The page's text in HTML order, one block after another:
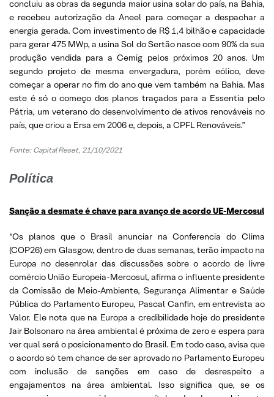
concluiu as obras da segunda maior usina solar do país, na Bahia,
e recebeu autorização da Aneel para começar a despachar a
energia gerada. Com investimento de R$ 1,4 bilhão e capacidade
para gerar 475 MWp, a usina Sol do Sertão nasce com 90% da sua
produção vendida para a Cemig pelos próximos 20 anos. Um
segundo projeto de mesma envergadura, porém eólico, deve
começar a operar no fim do ano que vem também na Bahia. Mas
este é só o começo dos planos traçados para a Essentia pelo
Pátria, um veterano do desenvolvimento de ativos renováveis no
país, que criou a Ersa em 2006 e, depois, a CPFL Renováveis.”
Fonte: Capital Reset, 21/10/2021
Política
Sanção a desmate é chave para avanço de acordo UE-Mercosul
“Os planos que o Brasil anunciar na Conferencia do Clima
(COP26) em Glasgow, dentro de duas semanas, terão impacto na
Europa no desenrolar das discussões sobre o acordo de livre
comércio União Europeia-Mercosul, afirma o influente presidente
da Comissão de Meio-Ambiente, Segurança Alimentar e Saúde
Pública do Parlamento Europeu, Pascal Canfin, em entrevista ao
Valor. Ele nota que na Europa a credibilidade hoje do presidente
Jair Bolsonaro na área ambiental é próxima de zero e espera para
ver qual será o posicionamento do Brasil. Em todo caso, avisa que
o acordo só tem chance de ser aprovado no Parlamento Europeu
com inclusão de sanções em caso de desrespeito a
engajamentos na área ambiental. Isso significa que, se os